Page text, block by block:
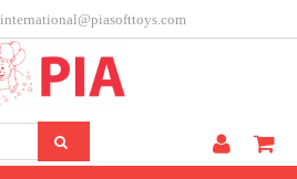
international@piasofttoys.com
Klantenfeedback
BE/NL